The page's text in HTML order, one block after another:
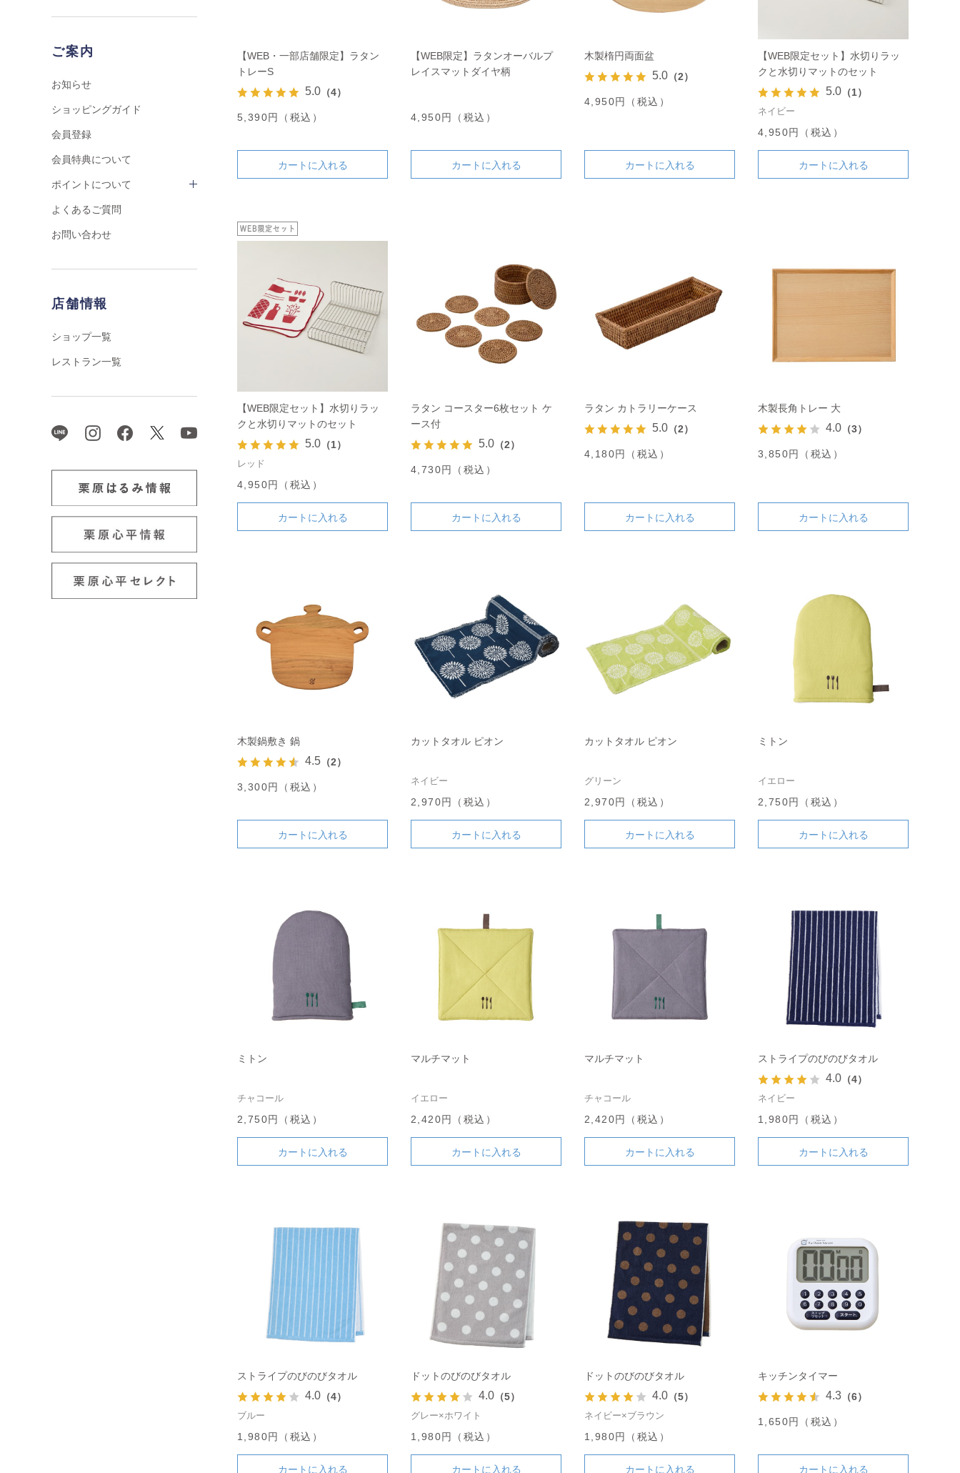
ご案内
お知らせ
ショッピングガイド
会員登録
会員特典について
ポイントについて
よくあるご質問
お問い合わせ
店舗情報
ショップ一覧
レストラン一覧
【WEB・一部店舗限定】ラタン
トレーS
5.0 （4）
5,390円（税込）
カートに入れる
【WEB限定】ラタンオーバルプ
レイスマットダイヤ柄
4,950円（税込）
カートに入れる
木製楕円両面盆
5.0 （2）
4,950円（税込）
カートに入れる
【WEB限定セット】水切りラッ
クと水切りマットのセット
5.0 （1）
ネイビー
4,950円（税込）
カートに入れる
【WEB限定セット】水切りラッ
クと水切りマットのセット
5.0 （1）
レッド
4,950円（税込）
カートに入れる
ラタン コースター6枚セット ケ
ース付
5.0 （2）
4,730円（税込）
カートに入れる
ラタン カトラリーケース
5.0 （2）
4,180円（税込）
カートに入れる
木製長角トレー 大
4.0 （3）
3,850円（税込）
カートに入れる
木製鍋敷き 鍋
4.5 （2）
3,300円（税込）
カートに入れる
カットタオル ピオン
ネイビー
2,970円（税込）
カートに入れる
カットタオル ピオン
グリーン
2,970円（税込）
カートに入れる
ミトン
イエロー
2,750円（税込）
カートに入れる
ミトン
チャコール
2,750円（税込）
カートに入れる
マルチマット
イエロー
2,420円（税込）
カートに入れる
マルチマット
チャコール
2,420円（税込）
カートに入れる
ストライプのびのびタオル
4.0 （4）
ネイビー
1,980円（税込）
カートに入れる
ストライプのびのびタオル
4.0 （4）
ブルー
1,980円（税込）
カートに入れる
ドットのびのびタオル
4.0 （5）
グレー×ホワイト
1,980円（税込）
カートに入れる
ドットのびのびタオル
4.0 （5）
ネイビー×ブラウン
1,980円（税込）
カートに入れる
キッチンタイマー
4.3 （6）
1,650円（税込）
カートに入れる